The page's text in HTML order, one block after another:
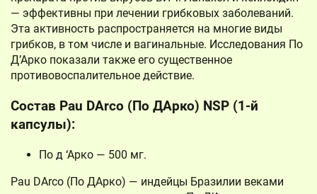
— эффективны при лечении грибковых заболеваний.
Эта активность распространяется на многие виды
грибков, в том числе и вагинальные. Исследования По
Д’Арко показали также его существенное
противовоспалительное действие.
Состав Pau DArco (По ДАрко) NSP (1-й
капсулы):
По д ‘Арко — 500 мг.
Pau DArco (По ДАрко) — индейцы Бразилии веками